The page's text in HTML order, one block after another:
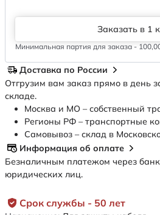
Срок службы - 50 лет
Заказать в 1
Минимальная партия для заказа -
Доставка по России
Отгрузим вам заказ прямо в день
складе.
Москва и МО – собственный
Регионы РФ – транспортные
Самовывоз – склад в
Информация об оплате
Безналичным платежом через банк
юридических лиц.